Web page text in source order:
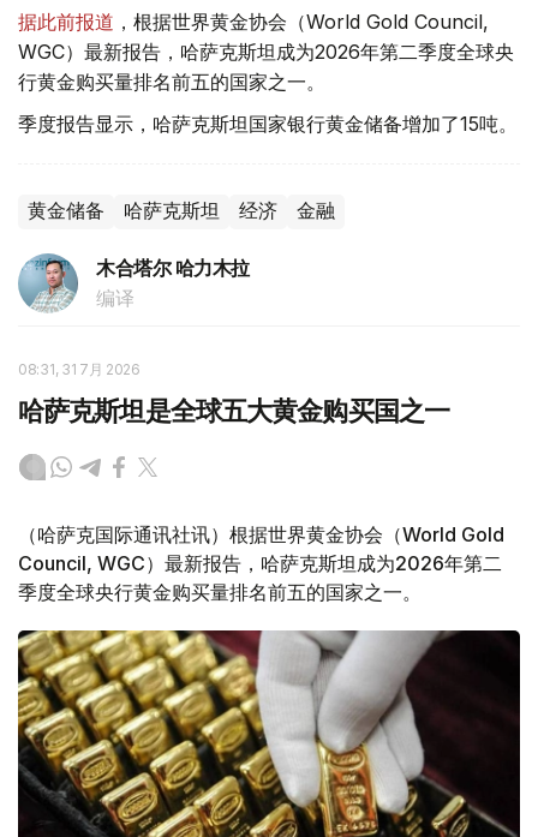
据此前报道 ，根据世界黄金协会（World Gold Council,
WGC）最新报告，哈萨克斯坦成为2026年第二季度全球央
行黄金购买量排名前五的国家之一。
季度报告显示，哈萨克斯坦国家银行黄金储备增加了15吨。
黄金储备 哈萨克斯坦 经济 金融
木合塔尔 哈力木拉
编译
08:31, 31 7月 2026
哈萨克斯坦是全球五大黄金购买国之一
（哈萨克国际通讯社讯）根据世界黄金协会（World Gold
Council, WGC）最新报告，哈萨克斯坦成为2026年第二
季度全球央行黄金购买量排名前五的国家之一。